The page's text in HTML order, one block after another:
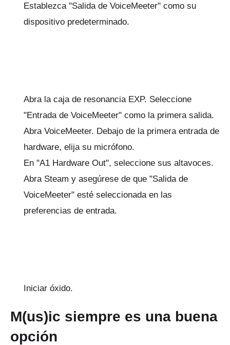
Establezca "Salida de VoiceMeeter" como su
dispositivo predeterminado.
Abra la caja de resonancia EXP. Seleccione
"Entrada de VoiceMeeter" como la primera salida.
Abra VoiceMeeter. Debajo de la primera entrada de
hardware, elija su micrófono.
En "A1 Hardware Out", seleccione sus altavoces.
Abra Steam y asegúrese de que "Salida de
VoiceMeeter" esté seleccionada en las
preferencias de entrada.
Iniciar óxido.
M(us)ic siempre es una buena
opción